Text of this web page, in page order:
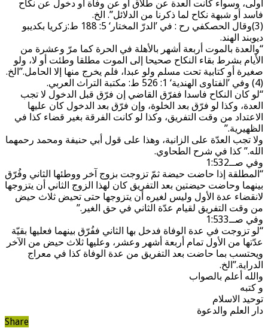
أولى، وسواء كانت العدة عن طلاق أو عن وفاة أو دخول عن نكاح
فاسد أو شبهة نكاح لما ذكرنا من الدلائل”. الخ.
(3)وقال الحصكفي رح : في ’الدرّ المختار‘ 5: 188 ط:زكريا بكديبو
ديوبند الهند.
“والعدة بالموت أربعة أشهر بالأهلة في الحرة كما مرّ وعشرة من
الأيام بشرط بقاء النكاح صحيحا إلى الموت مطلقا وطئت أو لا، ولو
صغيرة أو كتابية تحت مسلم ولو عبدا، فلم يخرج منها إلا الحامل.”الخ.
(4) وفي ’الفتاوى الهندية‘ 1: 526 ط: مكتبة التراث العربي.
“لو كان النكاح فاسدا ففرّق القاضي إن فرّق قبل الدخول لا تجب
العدة، وكذا لو فرّق بعد الخلوة، وإن فرّق بعد الدخول كان عليها
الاعتداد من وقت التفريق، وكذا لو كانت الفرقة بغير قضاء كذا في
الظهيرية.”
ولا تجب العدّة على الزانية، وهذا على قول أبي حنيفة ومحمد رحمهما
الله.” كذا في شرح الطحاوي.
وفي صــ1:532
“المطلقة إذا حاضت حيضة ثمّ تزوجت بزوج آخر ووطئها الثاني وفُرّق
بينهما وحاضت حيضتين بعد التفريق كان لهذا الزوج الثاني أن يتزوجها
لانقضاء عدة الأول وليس لغيره أن يتزوجها حتى تحيض ثلاث حيض
من وقت التفريق لقيام عدّة الثاني في حق الغير.”
وفي صــ1:533
“لو تزوجت في عدة الوفاة فدخل بها الثاني ففُرّق بينهما فعليها بقيّة
عدّتها من الأول تمام أربعة أشهر وعشر، وعليها ثلاث حيض من الآخر
ويحتسب بما حاضت بعد التفريق من عدة الوفاة كذا في معراج
الدراية.”الخ.
والله أعلم بالصواب
و كتبه
توحيد الاسلام
دار العلم والدعوة
Share